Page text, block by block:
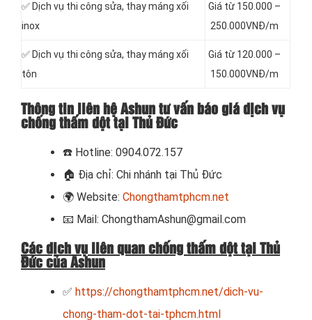
✅ Dịch vụ thi công sửa, thay máng xối
inox
Giá từ 150.000 –
250.000VNĐ/m
✅ Dịch vụ thi công sửa, thay máng xối
tôn
Giá từ 120.000 –
150.000VNĐ/m
Thông tin liên hệ Ashun tư vấn báo giá dịch vụ
chống thấm dột tại Thủ Đức
☎️ Hotline: 0904.072.157
🏠 Địa chỉ: Chi nhánh tại Thủ Đức
🌍 Website: Chongthamtphcm.net
📧 Mail: ChongthamAshun@gmail.com
Các dịch vụ liên quan chống thấm dột tại Thủ
Đức của Ashun
✅ https://chongthamtphcm.net/dich-vu-
chong-tham-dot-tai-tphcm.html